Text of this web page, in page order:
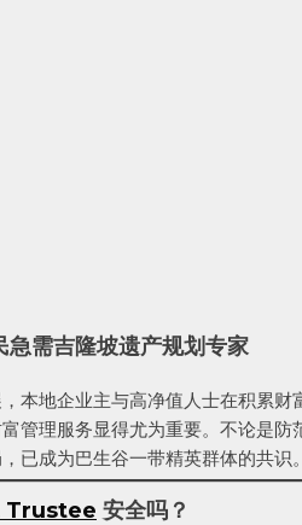
需吉隆坡遗产规划专家
本地企业主与高净值人士在积累
管理服务显得尤为重要。不论是
已成为巴生谷一带精英群体的共识。
Trustee 安全吗？